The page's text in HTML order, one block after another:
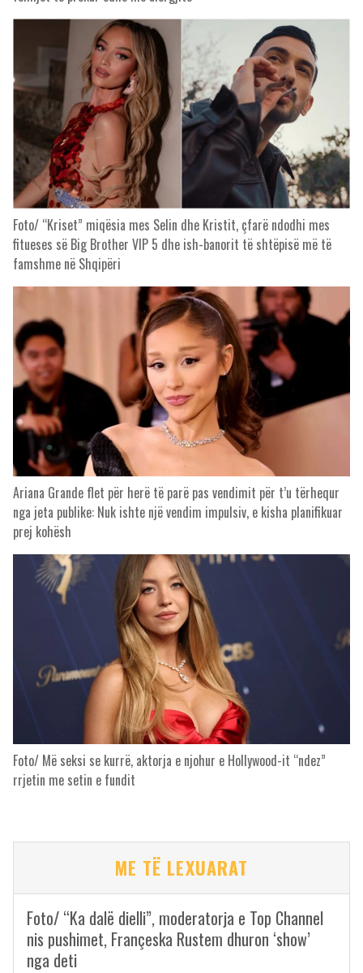
Foto/ “Kriset” miqësia mes Selin dhe Kristit, çfarë ndodhi mes
fitueses së Big Brother VIP 5 dhe ish-banorit të shtëpisë më të
famshme në Shqipëri
Ariana Grande flet për herë të parë pas vendimit për t’u tërhequr
nga jeta publike: Nuk ishte një vendim impulsiv, e kisha planifikuar
prej kohësh
Foto/ Më seksi se kurrë, aktorja e njohur e Hollywood-it “ndez”
rrjetin me setin e fundit
ME TË LEXUARAT
Foto/ “Ka dalë dielli”, moderatorja e Top Channel
nis pushimet, Françeska Rustem dhuron ‘show’
nga deti